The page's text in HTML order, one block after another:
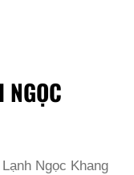
NGỌC
Ngọc Khang